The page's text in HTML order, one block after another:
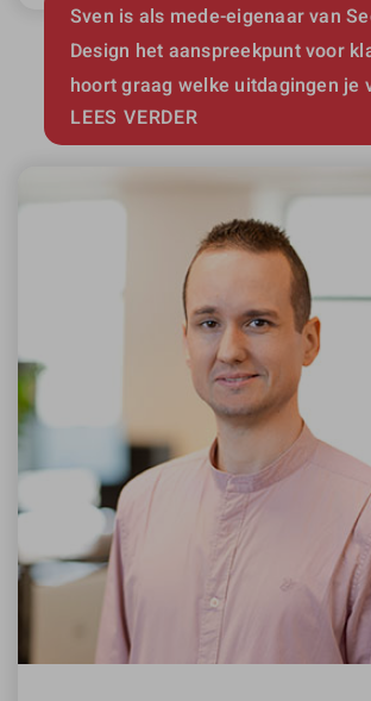
Sven is als mede-eigenaar van
Design het aanspreekpunt voor
hoort graag welke uitdagingen je
LEES VERDER